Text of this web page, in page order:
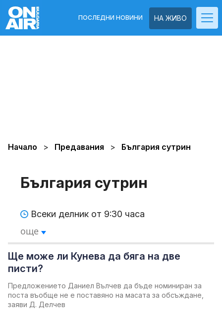
НА ЖИВО
ПОСЛЕДНИ НОВИНИ
Начало Предавания България сутрин
България сутрин
Всеки делник от 9:30 часа
още
Ще може ли Кунева да бяга на две
писти?
Предложението Даниел Вълчев да бъде номиниран за
поста въобще не е поставяно на масата за обсъждане,
заяви Д. Делчев